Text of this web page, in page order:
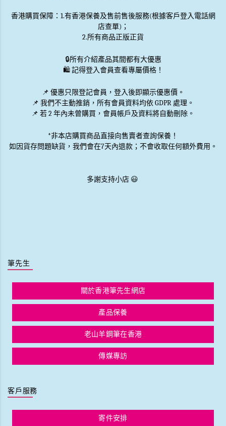
香港購買保障：1.有香港保養及售前售後服務(根據客戶登入電話網
店查單)；
2.所有商品正版正貨
🔒所有介紹產品其間都有大優惠
🛍️ 記得登入會員查看專屬價格！
📌 優惠只限登記會員 ，登入後即顯示優惠價。
📌 我們不主動推銷 ，所有會員資料均依 GDPR 處理。
📌 若 2 年內未曾購買，會員帳戶及資料將自動刪除。
*非本店購買商品直接向售賣者查詢保養！
如因貨存問題缺貨，我們會在7天內退款；不會收取任何額外費用。
多謝支持小店 😃
筆先生
關於香港筆先生網店
產品保養
老山羊鋼筆在香港
傳媒專訪
客戶服務
寄件安排